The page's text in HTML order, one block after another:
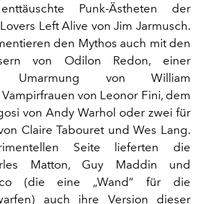
Punk-Ästheten der
Left Alive von Jim Jarmusch.
den Mythos auch mit den
von Odilon Redon, einer
Umarmung von William
von Leonor Fini, dem
von Andy Warhol oder zwei für
Claire Tabouret und Wes Lang.
Seite lieferten die
Matton, Guy Maddin und
(die eine „Wand“ für die
auch ihre Version dieser